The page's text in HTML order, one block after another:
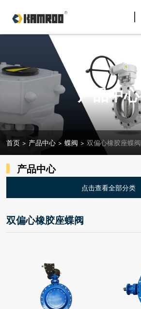
产品中心
首页 > 产品中心 > 蝶阀 > 双偏心橡胶座蝶阀
产品中心
点击查看全部分类
双偏心橡胶座蝶阀